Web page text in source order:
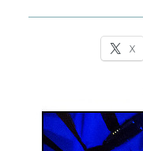
X